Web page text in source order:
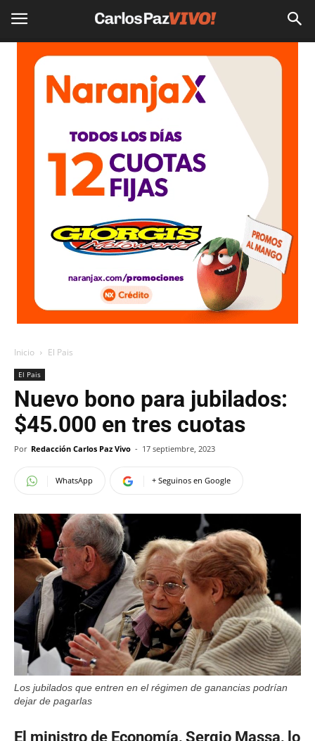
Inicio El Pais
El Pais
Nuevo bono para jubilados:
$45.000 en tres cuotas
Por Redacción Carlos Paz Vivo - 17 septiembre, 2023
WhatsApp + Seguinos en Google
Los jubilados que entren en el régimen de ganancias podrían
dejar de pagarlas
El ministro de Economía, Sergio Massa, lo